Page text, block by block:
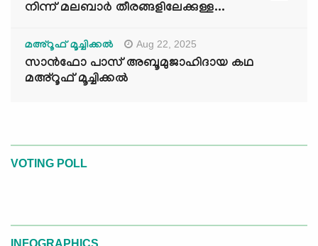
നിന്ന് മലബാർ തീരങ്ങളിലേക്കുള്ള...
മഅ്റൂഫ് മൂച്ചിക്കല്‍ Aug 22, 2025
സാൻഫോ പാസ് അബൂമുജാഹിദായ കഥ
മഅ്റൂഫ് മൂച്ചിക്കല്‍
VOTING POLL